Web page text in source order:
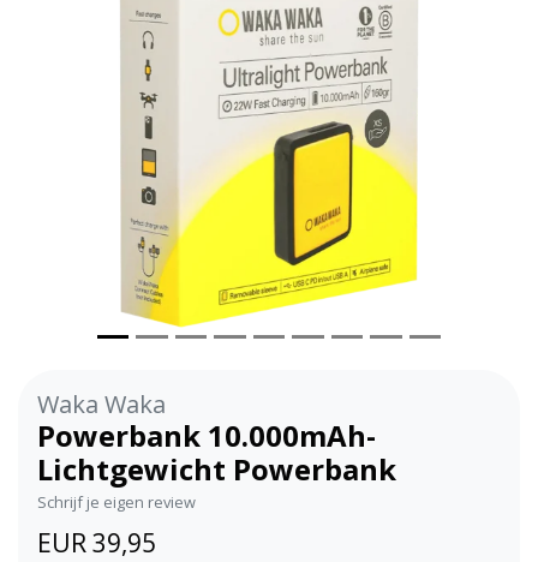
Waka Waka
Powerbank 10.000mAh-
Lichtgewicht Powerbank
Schrijf je eigen review
EUR 39,95